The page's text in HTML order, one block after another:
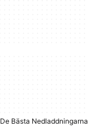
De Bästa Nedladdningarna